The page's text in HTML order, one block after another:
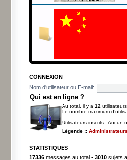
CONNEXION
Nom d'utilisateur ou E-mail:
Qui est en ligne ?
Au total, il y a 12
Le nombre maximum
Utilisateurs inscrits : Aucun
Légende :: Administrateurs
STATISTIQUES
17336 messages au total • 3010 sujets